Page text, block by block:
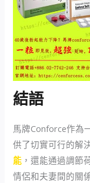
結語
馬牌Conforce作為
供了切實可行的解
能 ，還能通過調節
情侶和夫妻間的關